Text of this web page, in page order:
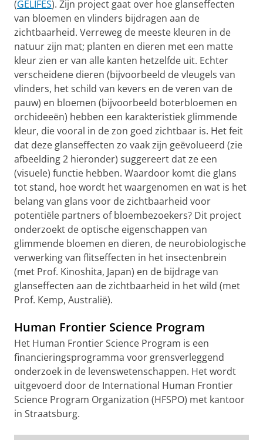
(GELIFES). Zijn project gaat over hoe glanseffecten
van bloemen en vlinders bijdragen aan de
zichtbaarheid. Verreweg de meeste kleuren in de
natuur zijn mat; planten en dieren met een matte
kleur zien er van alle kanten hetzelfde uit. Echter
verscheidene dieren (bijvoorbeeld de vleugels van
vlinders, het schild van kevers en de veren van de
pauw) en bloemen (bijvoorbeeld boterbloemen en
orchideeën) hebben een karakteristiek glimmende
kleur, die vooral in de zon goed zichtbaar is. Het feit
dat deze glanseffecten zo vaak zijn geëvolueerd (zie
afbeelding 2 hieronder) suggereert dat ze een
(visuele) functie hebben. Waardoor komt die glans
tot stand, hoe wordt het waargenomen en wat is het
belang van glans voor de zichtbaarheid voor
potentiële partners of bloembezoekers? Dit project
onderzoekt de optische eigenschappen van
glimmende bloemen en dieren, de neurobiologische
verwerking van flitseffecten in het insectenbrein
(met Prof. Kinoshita, Japan) en de bijdrage van
glanseffecten aan de zichtbaarheid in het wild (met
Prof. Kemp, Australië).
Human Frontier Science Program
Het Human Frontier Science Program is een
financieringsprogramma voor grensverleggend
onderzoek in de levenswetenschappen. Het wordt
uitgevoerd door de International Human Frontier
Science Program Organization (HFSPO) met kantoor
in Straatsburg.